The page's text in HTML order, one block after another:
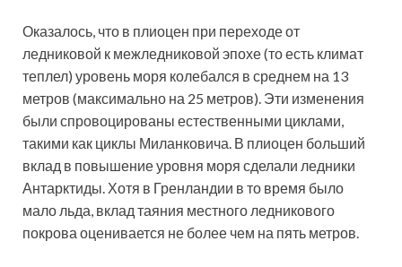
Оказалось, что в плиоцен при переходе от
ледниковой к межледниковой эпохе (то есть климат
теплел) уровень моря колебался в среднем на 13
метров (максимально на 25 метров). Эти изменения
были спровоцированы естественными циклами,
такими как циклы Миланковича. В плиоцен больший
вклад в повышение уровня моря сделали ледники
Антарктиды. Хотя в Гренландии в то время было
мало льда, вклад таяния местного ледникового
покрова оценивается не более чем на пять метров.